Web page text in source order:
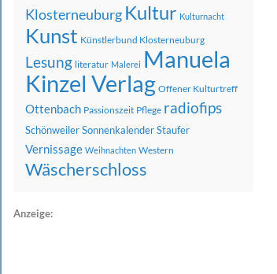
Klosterneuburg Kultur Kulturnacht
Kunst Künstlerbund Klosterneuburg
Lesung literatur Malerei Manuela
Kinzel Verlag Offener Kulturtreff
Ottenbach Passionszeit Pflege radiofips
SchönweilerSonnenkalenderStaufer
Vernissage Weihnachten Western
Wäscherschloss
Anzeige: